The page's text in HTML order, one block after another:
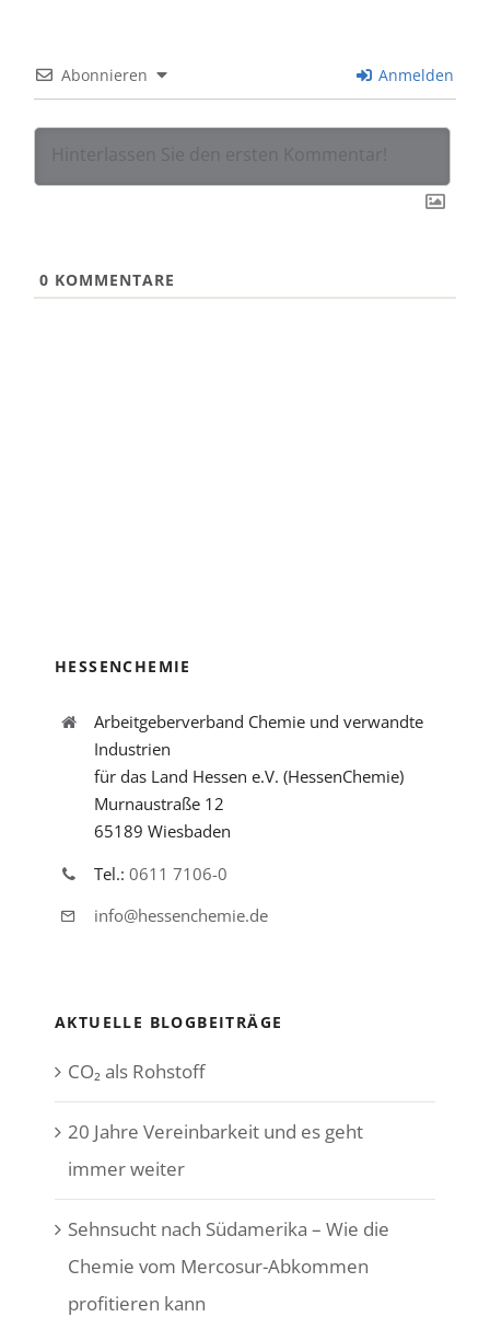
Abonnieren Anmelden
0 KOMMENTARE
HESSENCHEMIE
Arbeitgeberverband Chemie und verwandte
Industrien
für das Land Hessen e.V. (HessenChemie)
Murnaustraße 12
65189 Wiesbaden
Tel.: 0611 7106-0
info@hessenchemie.de
AKTUELLE BLOGBEITRÄGE
CO₂ als Rohstoff
20 Jahre Vereinbarkeit und es geht
immer weiter
Sehnsucht nach Südamerika – Wie die
Chemie vom Mercosur-Abkommen
profitieren kann